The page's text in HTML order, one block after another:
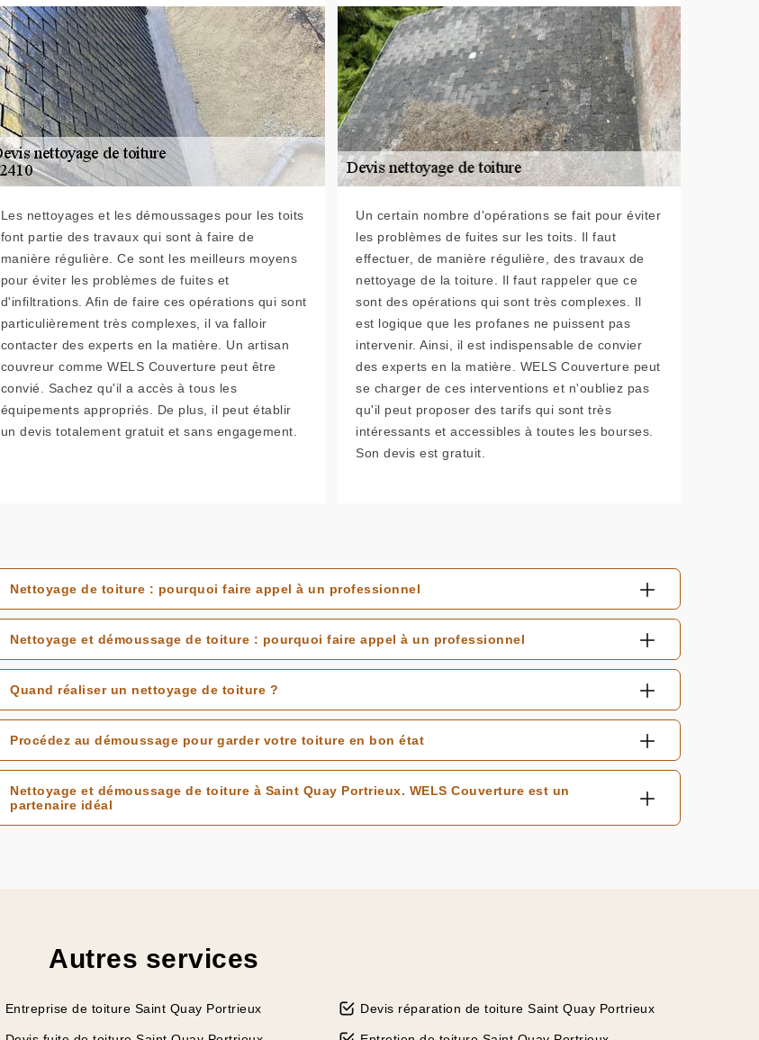
Les nettoyages et les démoussages pour les toits
font partie des travaux qui sont à faire de
manière régulière. Ce sont les meilleurs moyens
pour éviter les problèmes de fuites et
d'infiltrations. Afin de faire ces opérations qui sont
particulièrement très complexes, il va falloir
contacter des experts en la matière. Un artisan
couvreur comme WELS Couverture peut être
convié. Sachez qu'il a accès à tous les
équipements appropriés. De plus, il peut établir
un devis totalement gratuit et sans engagement.
Un certain nombre d'opérations se fait pour éviter
les problèmes de fuites sur les toits. Il faut
effectuer, de manière régulière, des travaux de
nettoyage de la toiture. Il faut rappeler que ce
sont des opérations qui sont très complexes. Il
est logique que les profanes ne puissent pas
intervenir. Ainsi, il est indispensable de convier
des experts en la matière. WELS Couverture peut
se charger de ces interventions et n'oubliez pas
qu'il peut proposer des tarifs qui sont très
intéressants et accessibles à toutes les bourses.
Son devis est gratuit.
Nettoyage de toiture : pourquoi faire appel à un professionnel
Nettoyage et démoussage de toiture : pourquoi faire appel à un professionnel
Quand réaliser un nettoyage de toiture ?
Procédez au démoussage pour garder votre toiture en bon état
Nettoyage et démoussage de toiture à Saint Quay Portrieux. WELS Couverture est un
partenaire idéal
Autres services
Entreprise de toiture Saint Quay Portrieux Devis réparation de toiture Saint Quay Portrieux